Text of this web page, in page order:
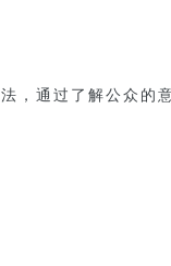
，通过了解公众的